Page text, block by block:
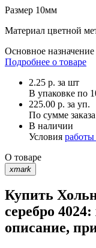
Размер 10мм
Материал цветной
Основное
Подробнее о товаре
2.25 р. за шт
В упаковке по
225.00 р. за уп.
По сумме
В наличии
Условия работы
О товаре
xmark
Купить
серебро
описание,